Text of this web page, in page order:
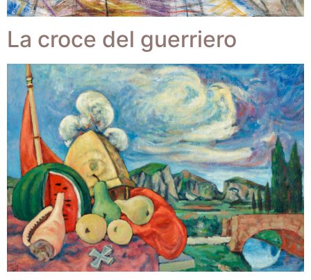
La croce del guerriero